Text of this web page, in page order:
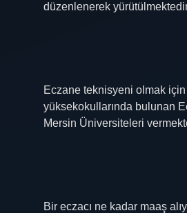
düzenlenerek
Eczane teknisyeni olmak
yüksekokullarında bulunan
Mersin Üniversiteleri
Bir eczacı ne kadar maaş